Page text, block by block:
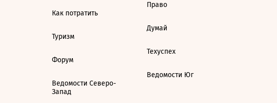
Как потратить
Туризм
Форум
Ведомости Северо-
Запад
Право
Думай
Техуспех
Ведомости Юг